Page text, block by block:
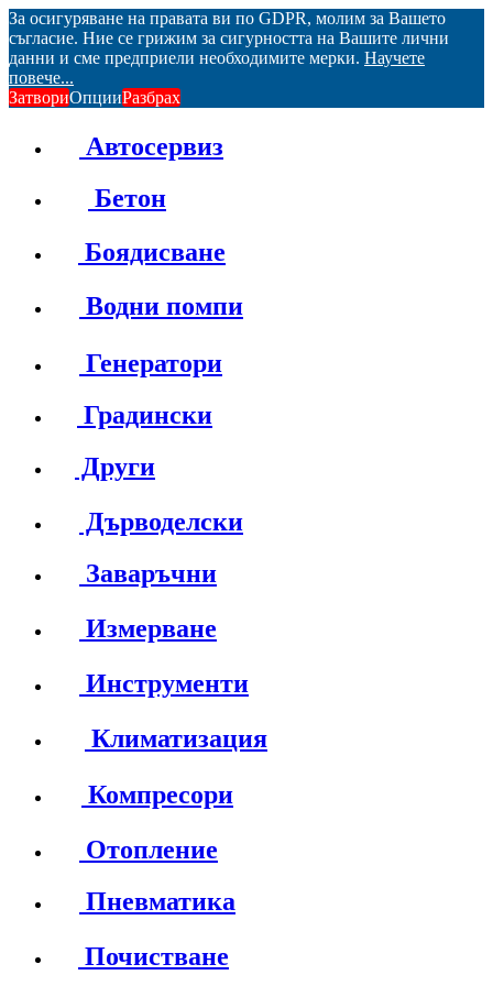
За осигуряване на правата ви по GDPR, молим за Вашето
съгласие. Ние се грижим за сигурността на Вашите лични
данни и сме предприели необходимите мерки. Научете
повече...
ЗатвориОпцииРазбрах
Автосервиз
Бетон
Боядисване
Водни помпи
Генератори
Градински
Други
Дърводелски
Заваръчни
Измерване
Инструменти
Климатизация
Компресори
Отопление
Пневматика
Почистване